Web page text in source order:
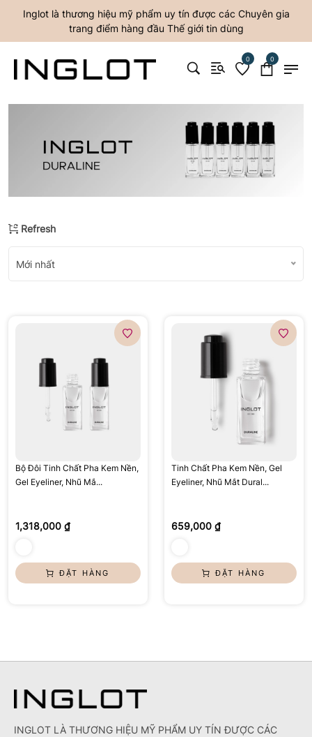
Inglot là thương hiệu mỹ phẩm uy tín được các Chuyên gia
trang điểm hàng đầu Thế giới tin dùng
0 0
Refresh
Mới nhất
Bộ Đôi Tinh Chất Pha Kem Nền,
Gel Eyeliner, Nhũ Mắ...
1,318,000 ₫
ĐẶT HÀNG
Tinh Chất Pha Kem Nền, Gel
Eyeliner, Nhũ Mắt Dural...
659,000 ₫
ĐẶT HÀNG
INGLOT LÀ THƯƠNG HIỆU MỸ PHẨM UY TÍN ĐƯỢC CÁC